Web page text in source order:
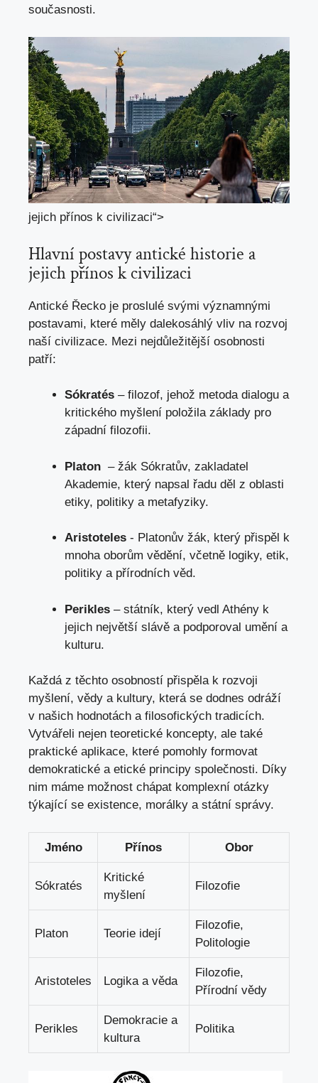
současnosti.
jejich přínos k ⁤civilizaci“>
Hlavní postavy antické historie a
jejich přínos k civilizaci
Antické Řecko je proslulé​ svými významnými
⁢postavami,​ které měly dalekosáhlý vliv na rozvoj
naší civilizace. ‍Mezi nejdůležitější osobnosti
patří:
Sókratés – filozof, jehož​ metoda dialogu a​
kritického myšlení položila základy​ pro
západní filozofii.
Platon ​ – žák Sókratův, zakladatel‌
Akademie, který napsal⁢ řadu děl z ⁤oblasti
etiky, politiky​ a metafyziky.
Aristoteles ‍- Platonův⁢ žák, který přispěl k
mnoha oborům⁢ vědění, včetně logiky, etik,‌
politiky ‍a přírodních věd.
Perikles – státník,‍ který vedl Athény k
jejich‍ největší‍ slávě a podporoval umění a
kulturu.
Každá z těchto osobností přispěla k ⁢rozvoji
myšlení, vědy a kultury, ⁢která se dodnes odráží
⁣v našich hodnotách a filosofických ‍tradicích.
Vytvářeli nejen teoretické koncepty, ale‍ také
praktické‌ aplikace, které pomohly formovat⁣
demokratické a etické principy společnosti. ‌Díky
nim máme možnost chápat komplexní otázky
týkající se existence,‍ morálky a státní ⁤správy.
Jméno Přínos Obor
Sókratés
Kritické⁤
myšlení
Filozofie
Platon Teorie idejí
Filozofie,
Politologie
Aristoteles Logika a věda
Filozofie,
Přírodní vědy
Perikles
Demokracie ⁣a ​
kultura
Politika